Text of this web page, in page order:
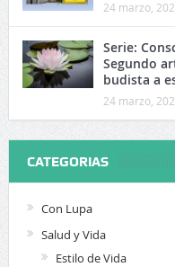
24 marzo,
Serie:
Segundo
budista a
24 marzo,
CATEGORIAS
Con Lupa
Salud y Vida
Estilo de Vida